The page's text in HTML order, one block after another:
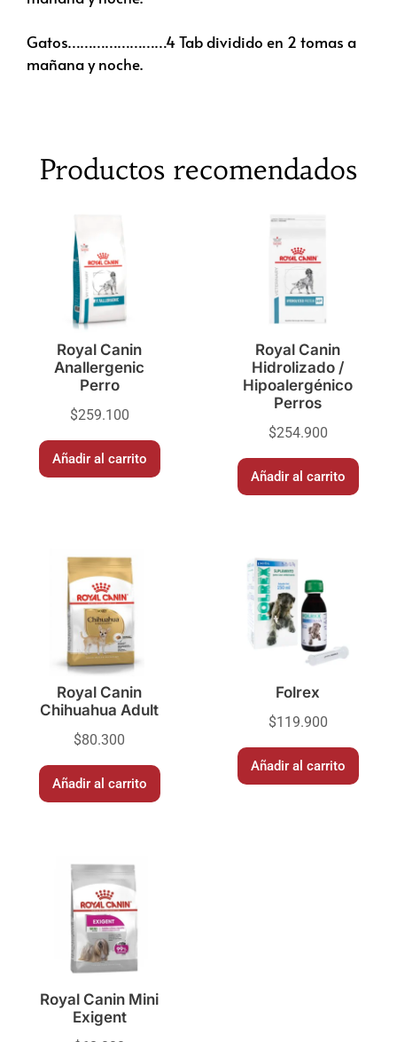
Gatos……………………4 Tab dividido en 2 tomas a
mañana y noche.
Productos recomendados
Royal Canin
Anallergenic
Perro
$259.100
Añadir al carrito
Royal Canin
Hidrolizado /
Hipoalergénico
Perros
$254.900
Añadir al carrito
Royal Canin
Chihuahua Adult
$80.300
Añadir al carrito
Folrex
$119.900
Añadir al carrito
Royal Canin Mini
Exigent